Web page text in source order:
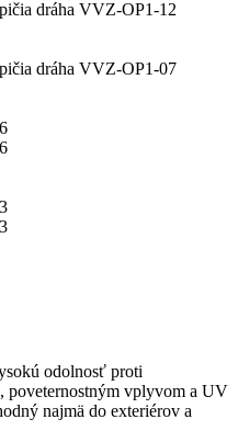
odolnosť proti
poveternostným vplyvom a UV
najmä do exteriérov a